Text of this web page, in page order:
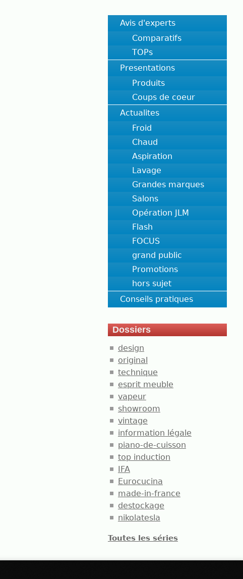
Avis d'experts
Comparatifs
TOPs
Presentations
Produits
Coups de coeur
Actualites
Froid
Chaud
Aspiration
Lavage
Grandes marques
Salons
Opération JLM
Flash
FOCUS
grand public
Promotions
hors sujet
Conseils pratiques
Dossiers
design
original
technique
esprit meuble
vapeur
showroom
vintage
information légale
piano-de-cuisson
top induction
IFA
Eurocucina
made-in-france
destockage
nikolatesla
Toutes les séries